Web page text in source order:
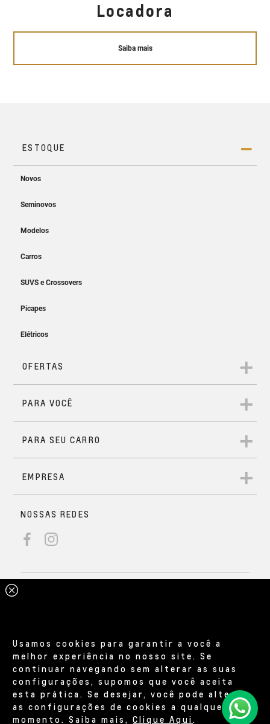
Locadora
Saiba mais
Usamos cookies para garantir a você a
melhor experiência no nosso site. Se
continuar navegando sem alterar as suas
configurações, supomos que você aceita
esta prática. Se desejar, você pode alterar
as configurações de cookies a qualquer
momento. Saiba mais,Clique Aqui.